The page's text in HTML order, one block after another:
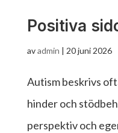
Positiva
avadmin | 20 juni 2026
Autism beskrivs
hinder och
perspektiv och